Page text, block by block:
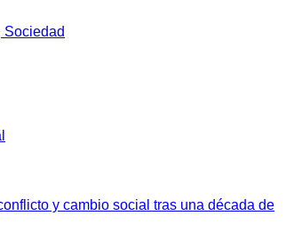
Sociedad
y cambio social tras una década de